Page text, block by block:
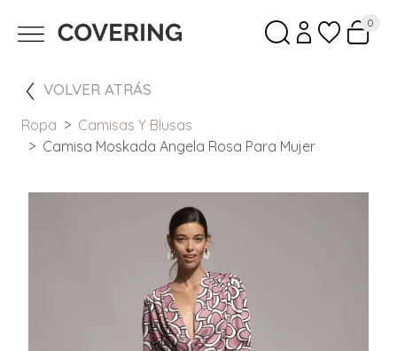
0
VOLVER ATRÁS
Ropa
Camisas Y Blusas
Camisa Moskada Angela Rosa Para Mujer